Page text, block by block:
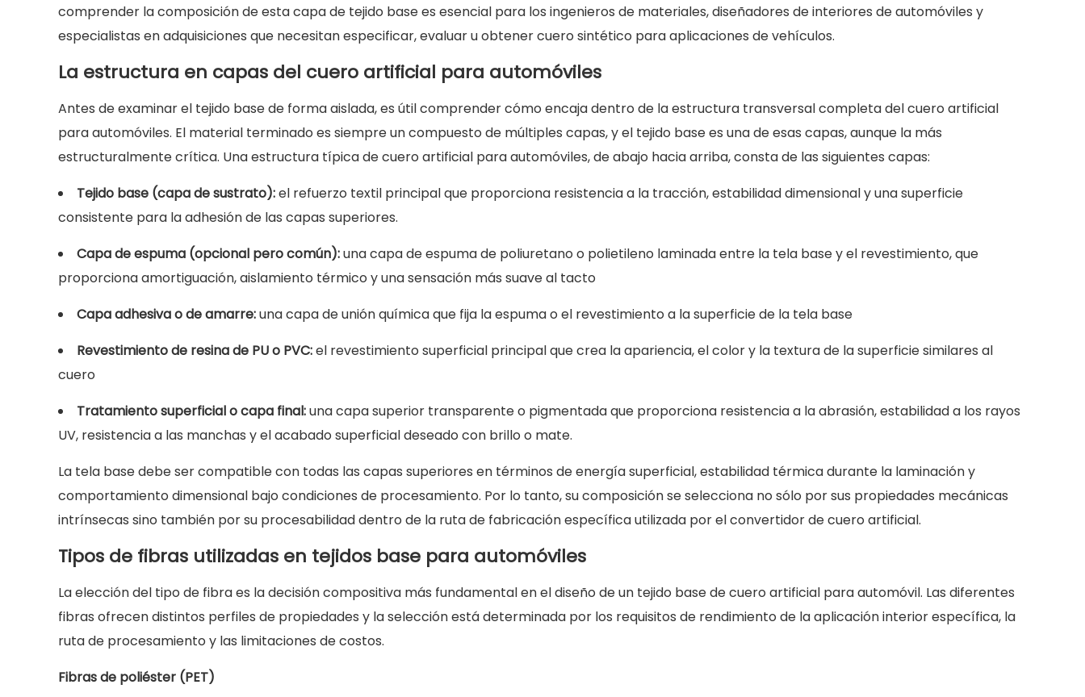
estructura
en
del
cuero
artificial
para
automóviles
Tipos
de
fibras
utilizadas
tejidos
para
automóviles
3.1
Fibras
de
poliéster
(PET)
3.2
de
(poliamida)
3.3
Fibras
y
comprender la composición de esta capa de tejido base es esencial para los ingenieros de materiales, diseñadores de interiores de automóviles y
especialistas en adquisiciones que necesitan especificar, evaluar u obtener cuero sintético para aplicaciones de vehículos.
La estructura en capas del cuero artificial para automóviles
Antes de examinar el tejido base de forma aislada, es útil comprender cómo encaja dentro de la estructura transversal completa del cuero artificial
para automóviles. El material terminado es siempre un compuesto de múltiples capas, y el tejido base es una de esas capas, aunque la más
estructuralmente crítica. Una estructura típica de cuero artificial para automóviles, de abajo hacia arriba, consta de las siguientes capas:
Tejido base (capa de sustrato):el refuerzo textil principal que proporciona resistencia a la tracción, estabilidad dimensional y una superficie
consistente para la adhesión de las capas superiores.
Capa de espuma (opcional pero común):una capa de espuma de poliuretano o polietileno laminada entre la tela base y el revestimiento, que
proporciona amortiguación, aislamiento térmico y una sensación más suave al tacto
Capa adhesiva o de amarre:una capa de unión química que fija la espuma o el revestimiento a la superficie de la tela base
Revestimiento de resina de PU o PVC:el revestimiento superficial principal que crea la apariencia, el color y la textura de la superficie similares al
cuero
Tratamiento superficial o capa final:una capa superior transparente o pigmentada que proporciona resistencia a la abrasión, estabilidad a los rayos
UV, resistencia a las manchas y el acabado superficial deseado con brillo o mate.
La tela base debe ser compatible con todas las capas superiores en términos de energía superficial, estabilidad térmica durante la laminación y
comportamiento dimensional bajo condiciones de procesamiento. Por lo tanto, su composición se selecciona no sólo por sus propiedades mecánicas
intrínsecas sino también por su procesabilidad dentro de la ruta de fabricación específica utilizada por el convertidor de cuero artificial.
Tipos de fibras utilizadas en tejidos base para automóviles
La elección del tipo de fibra es la decisión compositiva más fundamental en el diseño de un tejido base de cuero artificial para automóvil. Las diferentes
fibras ofrecen distintos perfiles de propiedades y la selección está determinada por los requisitos de rendimiento de la aplicación interior específica, la
ruta de procesamiento y las limitaciones de costos.
Fibras de poliéster (PET)